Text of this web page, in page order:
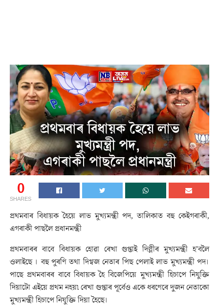
0
SHARES
প্ৰথমবাৰ বিধায়ক হৈয়ে লাভ মুখ্যমন্ত্ৰী পদ, তালিকাত বহু কেইগৰাকী,
এগৰাকী পাছলৈ প্ৰধানমন্ত্ৰী
প্রথমবাৰৰ বাবে বিধায়ক হোৱা ৰেখা গুপ্তাই দিল্লীৰ মুখ্যমন্ত্রী হ’বলৈ
ওলাইছে । বহু পুৰণি তথা দিগ্বজ নেতাৰ পিছ পেলাই লাভ মুখ্যমন্ত্ৰী পদ।
পাছে প্রথমবাৰৰ বাবে বিধায়ক হৈ বিজেপিয়ে মুখ্যমন্ত্রী হিচাপে নিযুক্তি
দিয়াটো এইয়ে প্ৰথম নহয়৷ ৰেখা গুপ্তাৰ পূৰ্বেও একে ধৰণেৰে দুজন নেতাকো
মুখ্যমন্ত্ৰী হিচাপে নিযুক্তি দিয়া হৈছে।